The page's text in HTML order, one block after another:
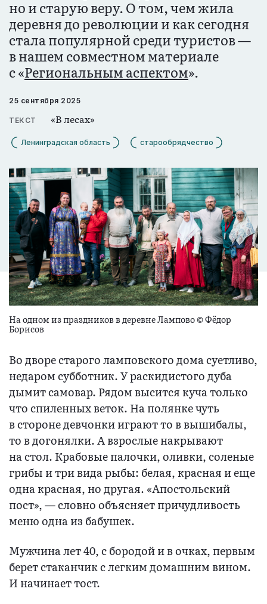
но и старую веру. О том, чем жила
деревня до революции и как сегодня
стала популярной среди туристов —
в нашем совместном материале
с «Региональным аспектом».
25 сентября 2025
ТЕКСТ «В лесах»
Ленинградская область старообрядчество
На одном из праздников в деревне Лампово © Фёдор
Борисов
Во дворе старого ламповского дома суетливо,
недаром субботник. У раскидистого дуба
дымит самовар. Рядом высится куча только
что спиленных веток. На полянке чуть
в стороне девчонки играют то в вышибалы,
то в догонялки. А взрослые накрывают
на стол. Крабовые палочки, оливки, соленые
грибы и три вида рыбы: белая, красная и еще
одна красная, но другая. «Апостольский
пост», — словно объясняет причудливость
меню одна из бабушек.
Мужчина лет 40, с бородой и в очках, первым
берет стаканчик с легким домашним вином.
И начинает тост.